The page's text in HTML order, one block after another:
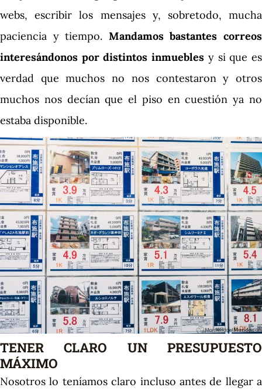
webs, escribir los mensajes y, sobretodo, mucha
paciencia y tiempo. Mandamos bastantes correos
interesándonos por distintos inmuebles y si que es
verdad que muchos no nos contestaron y otros
muchos nos decían que el piso en cuestión ya no
estaba disponible.
TENER CLARO UN PRESUPUESTO
MÁXIMO
Nosotros lo teníamos claro incluso antes de llegar a